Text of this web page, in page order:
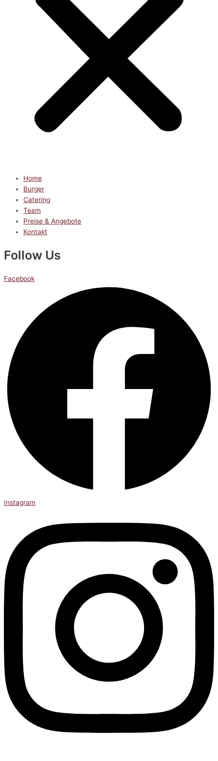
Home
Burger
Catering
Team
Preise & Angebote
Kontakt
Follow Us
Facebook
Instagram